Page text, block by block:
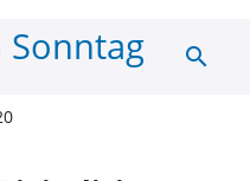
Volltreffer search